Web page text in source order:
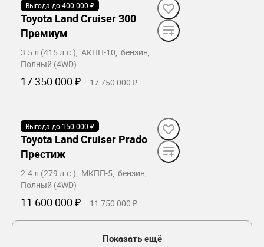
Выгода до 400 000 ₽
В наличии
Toyota Land Cruiser 300
Премиум
3.5 л (415 л.с.), АКПП-10, бензин,
Полный (4WD)
17 350 000 ₽ 17 750 000 ₽
Выгода до 150 000 ₽
В наличии
Toyota Land Cruiser Prado
Престиж
2.4 л (279 л.с.), МКПП-5, бензин,
Полный (4WD)
11 600 000 ₽ 11 750 000 ₽
Показать ещё